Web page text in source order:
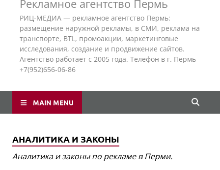
Рекламное агентство Пермь
РИЦ-МЕДИА — рекламное агентство Пермь:
размещение наружной рекламы, в СМИ, реклама на
транспорте, BTL, промоакции, маркетинговые
исследования, создание и продвижение сайтов.
Агентство работает с 2005 года. Телефон в г. Пермь
+7(952)656-06-86
MAIN MENU
АНАЛИТИКА И ЗАКОНЫ
Аналитика и законы по рекламе в Перми.